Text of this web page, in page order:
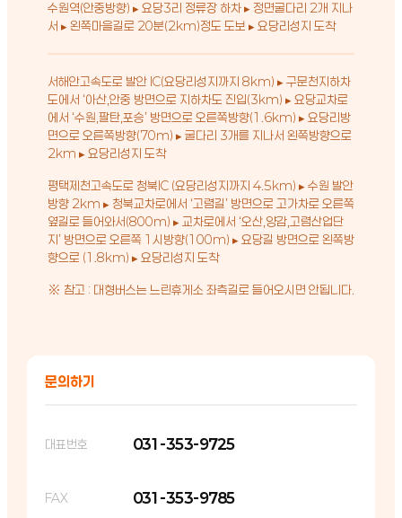
수원역(안중방향) ▸ 요당3리 정류장 하차 ▸ 정면굴다리 2개 지나
서 ▸ 왼쪽마을길로 20분(2km)정도 도보 ▸ 요당리성지 도착
서해안고속도로 발안 IC(요당리성지까지 8km) ▸ 구문천지하차
도에서 ‘아산,안중 방면으로 지하차도 진입(3km) ▸ 요당교차로
에서 ‘수원,팔탄,포승’ 방면으로 오른쪽방향(1.6km) ▸ 요당리방
면으로 오른쪽방향(70m) ▸ 굴다리 3개를 지나서 왼쪽방향으로
2km ▸ 요당리성지 도착
평택제천고속도로 청북IC (요당리성지까지 4.5km) ▸ 수원 발안
방향 2km ▸ 청북교차로에서 ‘고렴길’ 방면으로 고가차로 오른쪽
옆길로 들어와서(800m) ▸ 교차로에서 ‘오산,양감,고렴산업단
지’ 방면으로 오른쪽 1시방향(100m) ▸ 요당길 방면으로 왼쪽방
향으로 (1.8km) ▸ 요당리성지 도착
※ 참고 : 대형버스는 느린휴게소 좌측길로 들어오시면 안됩니다.
문의하기
대표번호 031-353-9725
FAX 031-353-9785